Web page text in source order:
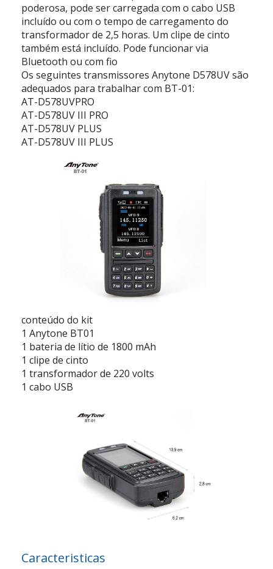
poderosa, pode ser carregada com o cabo USB
incluído ou com o tempo de carregamento do
transformador de 2,5 horas. Um clipe de cinto
também está incluído. Pode funcionar via
Bluetooth ou com fio
Os seguintes transmissores Anytone D578UV são
adequados para trabalhar com BT-01:
AT-D578UVPRO
AT-D578UV III PRO
AT-D578UV PLUS
AT-D578UV III PLUS
conteúdo do kit
1 Anytone BT01
1 bateria de lítio de 1800 mAh
1 clipe de cinto
1 transformador de 220 volts
1 cabo USB
Caracteristicas